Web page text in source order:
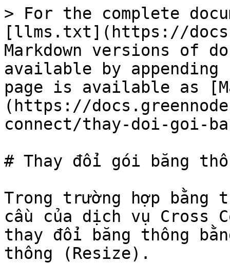
> For the complete
[llms.txt](https://
Markdown versions of
available by
page is available as
(https://
connect/thay-doi-goi-
# Thay đổi gói băng
Trong trường hợp bằng
cầu của dịch vụ Cross
thay đổi băng thông
thông (Resize).